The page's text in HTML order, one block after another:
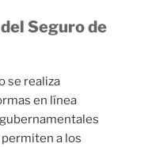
Seguro de
se realiza
en línea
a los